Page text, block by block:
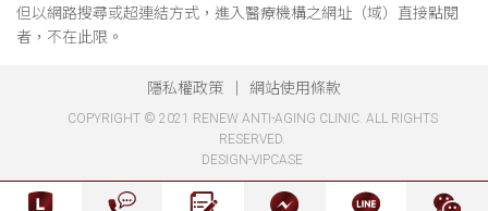
但以網路搜尋或超連結方式，進入醫療機構之網址（域）直接點閱
者，不在此限。
隱私權政策 網站使用條款
COPYRIGHT © 2021 RENEW ANTI-AGING CLINIC. ALL RIGHTS
RESERVED.
DESIGN-VIPCASE